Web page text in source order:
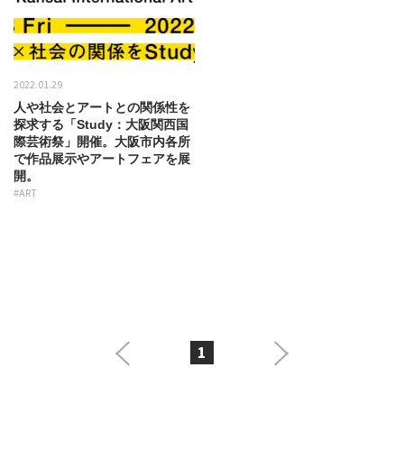
2022.01.29
人や社会とアートとの関係性を
探求する「Study：大阪関西国
際芸術祭」開催。大阪市内各所
で作品展示やアートフェアを展
開。
#ART
1